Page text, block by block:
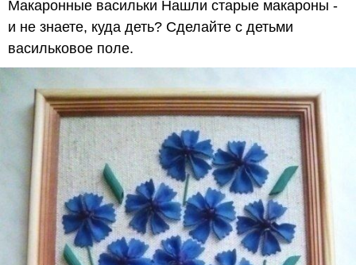
Макаронные васильки Нашли старые макароны -
и не знаете, куда деть? Сделайте с детьми
васильковое поле.